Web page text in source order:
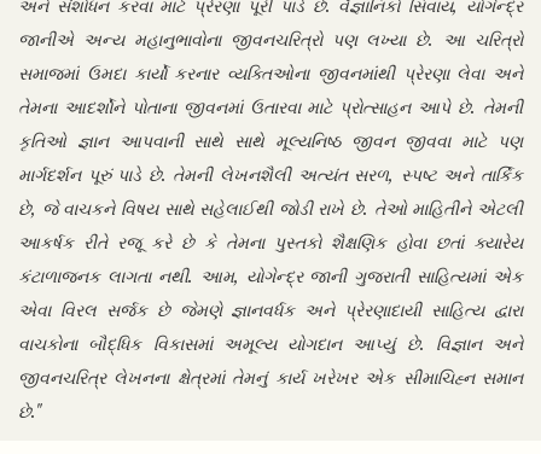
અને સંશોધન કરવા માટે પ્રેરણા પૂરી પાડે છે. વૈજ્ઞાનિકો સિવાય, યોગેન્દ્ર
જાનીએ અન્ય મહાનુભાવોના જીવનચરિત્રો પણ લખ્યા છે. આ ચરિત્રો
સમાજમાં ઉમદા કાર્યો કરનાર વ્યક્તિઓના જીવનમાંથી પ્રેરણા લેવા અને
તેમના આદર્શોને પોતાના જીવનમાં ઉતારવા માટે પ્રોત્સાહન આપે છે. તેમની
કૃતિઓ જ્ઞાન આપવાની સાથે સાથે મૂલ્યનિષ્ઠ જીવન જીવવા માટે પણ
માર્ગદર્શન પૂરું પાડે છે. તેમની લેખનશૈલી અત્યંત સરળ, સ્પષ્ટ અને તાર્કિક
છે, જે વાચકને વિષય સાથે સહેલાઈથી જોડી રાખે છે. તેઓ માહિતીને એટલી
આકર્ષક રીતે રજૂ કરે છે કે તેમના પુસ્તકો શૈક્ષણિક હોવા છતાં ક્યારેય
કંટાળાજનક લાગતા નથી. આમ, યોગેન્દ્ર જાની ગુજરાતી સાહિત્યમાં એક
એવા વિરલ સર્જક છે જેમણે જ્ઞાનવર્ધક અને પ્રેરણાદાયી સાહિત્ય દ્વારા
વાચકોના બૌદ્ધિક વિકાસમાં અમૂલ્ય યોગદાન આપ્યું છે. વિજ્ઞાન અને
જીવનચરિત્ર લેખનના ક્ષેત્રમાં તેમનું કાર્ય ખરેખર એક સીમાચિહ્ન સમાન
છે."